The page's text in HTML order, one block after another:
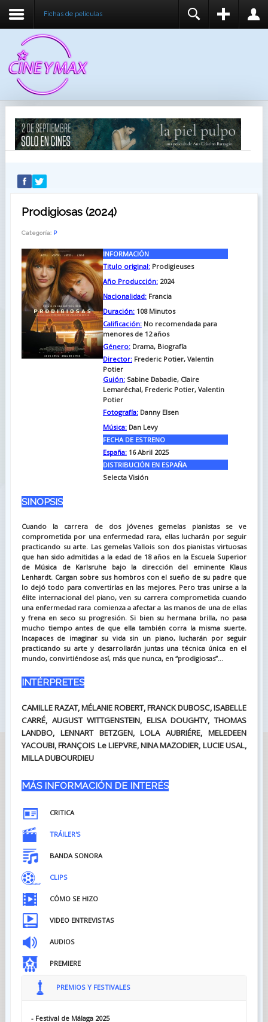
Fichas de peliculas
RECUÉRDEME
IDENTIFICARSE
REGISTER
Prodigiosas (2024)
Categoría: P
INFORMACIÓN
Titulo original:Prodigieuses
Año Producción:2024
Nacionalidad:Francia
Duración:108 Minutos
Calificación:No recomendada para
menores de 12 años
Género:Drama, Biografía
Director:Frederic Potier, Valentin
Potier
Guión:Sabine Dabadie, Claire
Lemaréchal, Frederic Potier, Valentin
Potier
Fotografía:Danny Elsen
Música:Dan Levy
FECHA DE ESTRENO
España:16 Abril 2025
DISTRIBUCIÓN EN ESPAÑA
Selecta Visión
SINOPSIS
Cuando la carrera de dos jóvenes gemelas pianistas se ve
comprometida por una enfermedad rara, ellas lucharán por seguir
practicando su arte. Las gemelas Vallois son dos pianistas virtuosas
que han sido admitidas a la edad de 18 años en la Escuela Superior
de Música de Karlsruhe bajo la dirección del eminente Klaus
Lenhardt. Cargan sobre sus hombros con el sueño de su padre que
lo dejó todo para convertirlas en las mejores. Pero tras unirse a la
élite internacional del piano, ven su carrera comprometida cuando
una enfermedad rara comienza a afectar a las manos de una de ellas
y frena en seco su progresión. Si bien su hermana brilla, no pasa
mucho tiempo antes de que ella también corra la misma suerte.
Incapaces de imaginar su vida sin un piano, lucharán por seguir
practicando su arte y desarrollarán juntas una técnica única en el
mundo, convirtiéndose así, más que nunca, en “prodigiosas”...
INTÉRPRETES
CAMILLE RAZAT, MÉLANIE ROBERT, FRANCK DUBOSC, ISABELLE
CARRÉ, AUGUST WITTGENSTEIN, ELISA DOUGHTY, THOMAS
LANDBO, LENNART BETZGEN, LOLA AUBRIÉRE, MELEDEEN
YACOUBI, FRANÇOIS Le LIEPVRE, NINA MAZODIER, LUCIE USAL,
MILLA DUBOURDIEU
MÁS INFORMACIÓN DE INTERÉS
CRITICA
TRÁILER'S
BANDA SONORA
CLIPS
CÓMO SE HIZO
VIDEO ENTREVISTAS
AUDIOS
PREMIERE
PREMIOS Y FESTIVALES
- Festival de Málaga 2025